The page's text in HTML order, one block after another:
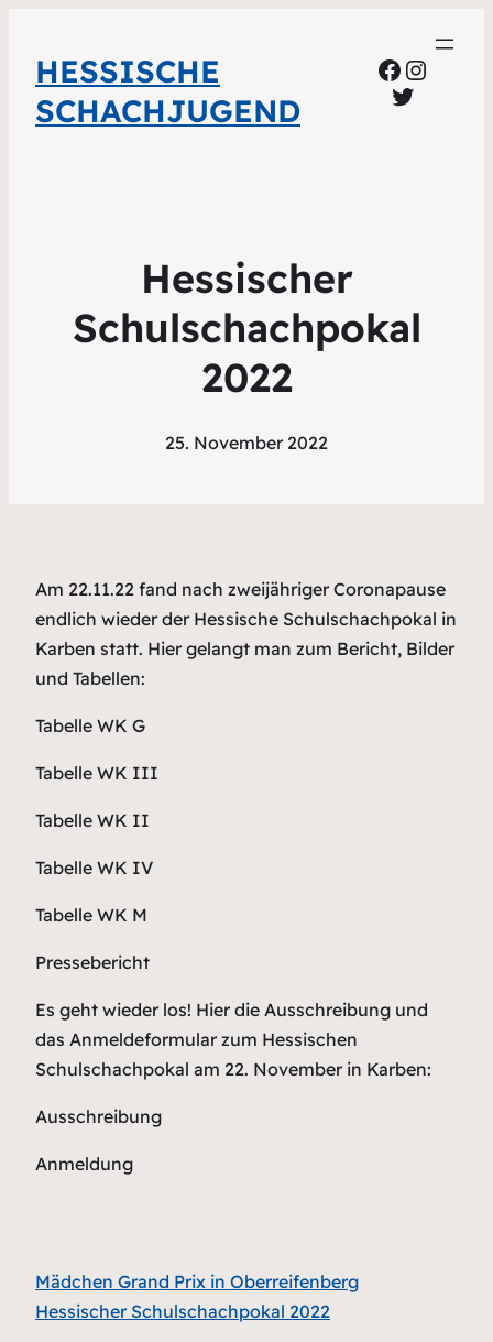
HESSISCHE
SCHACHJUGEND
Twitter
Hessischer
Schulschachpokal
2022
25. November 2022
Am 22.11.22 fand nach zweijähriger Coronapause
endlich wieder der Hessische Schulschachpokal in
Karben statt. Hier gelangt man zum Bericht, Bilder
und Tabellen:
Tabelle WK G
Tabelle WK III
Tabelle WK II
Tabelle WK IV
Tabelle WK M
Pressebericht
Es geht wieder los! Hier die Ausschreibung und
das Anmeldeformular zum Hessischen
Schulschachpokal am 22. November in Karben:
Ausschreibung
Anmeldung
Mädchen Grand Prix in Oberreifenberg
Hessischer Schulschachpokal 2022